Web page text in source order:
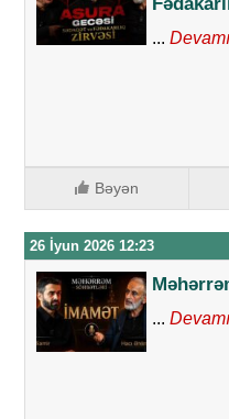
...
Bəyən
26 İyun 2026 12:23
...